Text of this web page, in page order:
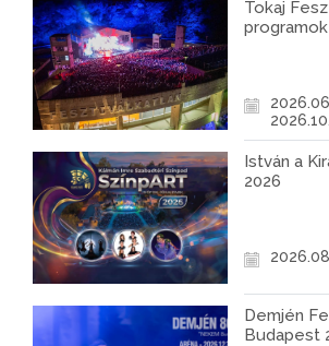
Tokaj
István a
2026
Demjén
Budapest